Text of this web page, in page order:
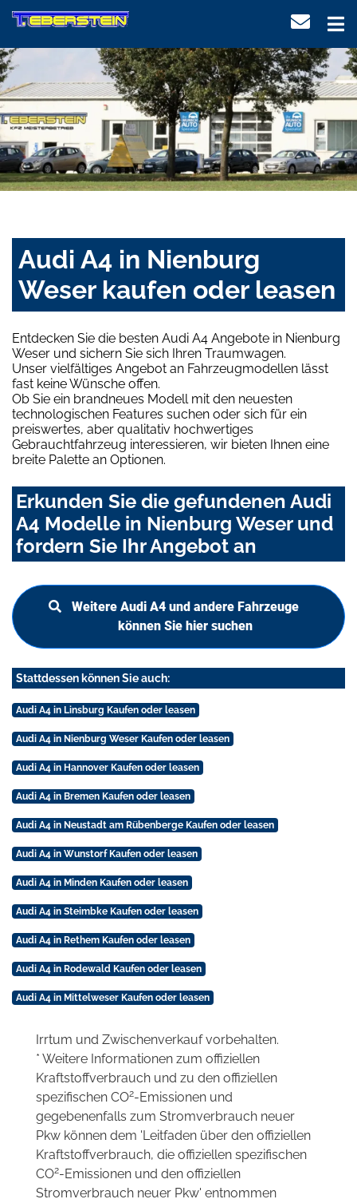
Audi A4 in Nienburg
Weser kaufen oder leasen
Entdecken Sie die besten Audi A4 Angebote in Nienburg
Weser und sichern Sie sich Ihren Traumwagen.
Unser vielfältiges Angebot an Fahrzeugmodellen lässt
fast keine Wünsche offen.
Ob Sie ein brandneues Modell mit den neuesten
technologischen Features suchen oder sich für ein
preiswertes, aber qualitativ hochwertiges
Gebrauchtfahrzeug interessieren, wir bieten Ihnen eine
breite Palette an Optionen.
Erkunden Sie die gefundenen Audi
A4 Modelle in Nienburg Weser und
fordern Sie Ihr Angebot an
Weitere Audi A4 und andere Fahrzeuge
können Sie hier suchen
Stattdessen können Sie auch:
Audi A4 in Linsburg Kaufen oder leasen
Audi A4 in Nienburg Weser Kaufen oder leasen
Audi A4 in Hannover Kaufen oder leasen
Audi A4 in Bremen Kaufen oder leasen
Audi A4 in Neustadt am Rübenberge Kaufen oder leasen
Audi A4 in Wunstorf Kaufen oder leasen
Audi A4 in Minden Kaufen oder leasen
Audi A4 in Steimbke Kaufen oder leasen
Audi A4 in Rethem Kaufen oder leasen
Audi A4 in Rodewald Kaufen oder leasen
Audi A4 in Mittelweser Kaufen oder leasen
Irrtum und Zwischenverkauf vorbehalten.
* Weitere Informationen zum offiziellen
Kraftstoffverbrauch und zu den offiziellen
spezifischen CO2-Emissionen und
gegebenenfalls zum Stromverbrauch neuer
Pkw können dem 'Leitfaden über den offiziellen
Kraftstoffverbrauch, die offiziellen spezifischen
CO2-Emissionen und den offiziellen
Stromverbrauch neuer Pkw' entnommen